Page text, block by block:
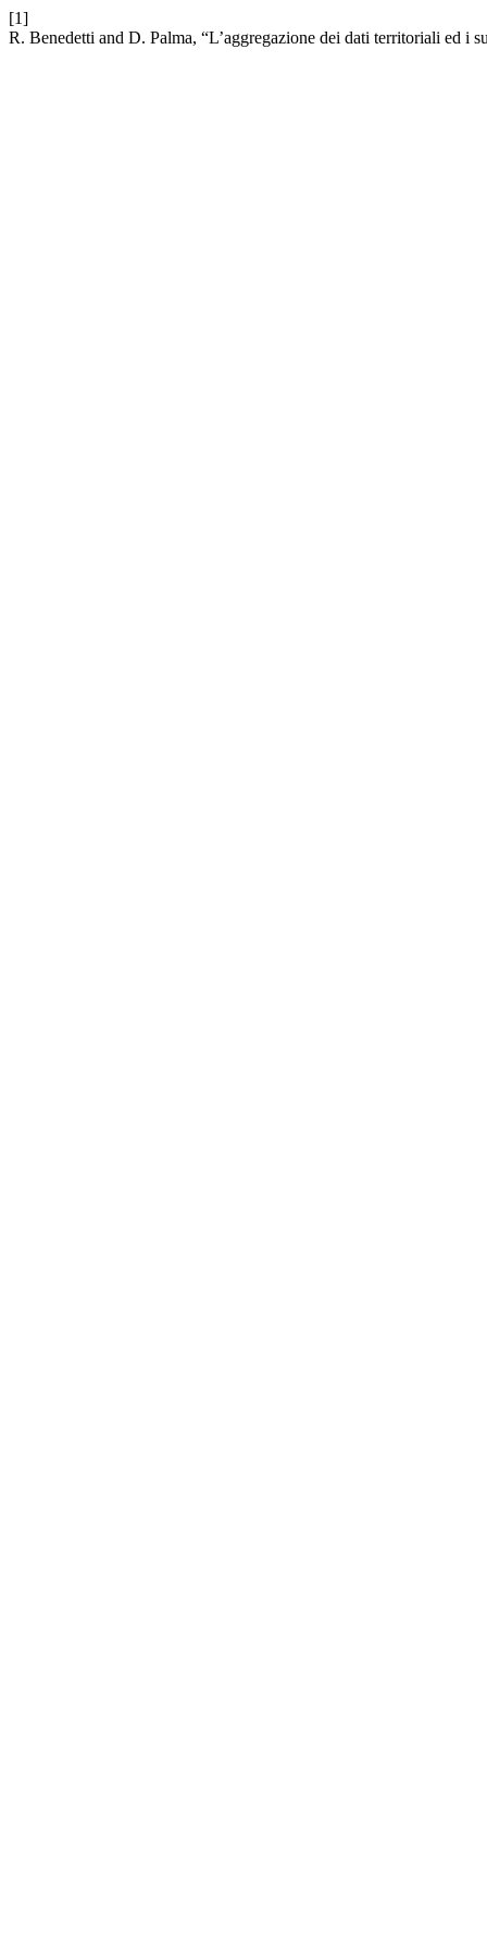
[1]
R. Benedetti and D. Palma, “L’aggregazione dei dati territoriali ed i